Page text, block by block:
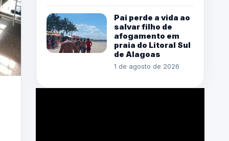
Pai perde a vida ao
salvar filho de
afogamento em
praia do Litoral Sul
de Alagoas
1 de agosto de 2026